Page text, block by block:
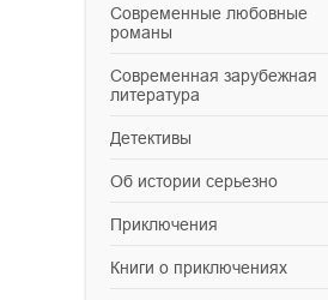
современные любовные
романы
современная зарубежная
литература
детективы
об истории серьезно
приключения
книги о приключениях